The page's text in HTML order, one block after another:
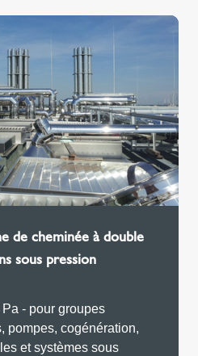
de cheminée à double
sous pression
- pour groupes
pompes, cogénération,
et systèmes sous